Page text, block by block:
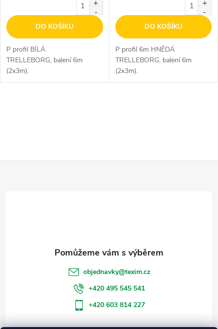
DO KOŠÍKU
P profil BÍLÁ
TRELLEBORG, balení 6m
(2x3m).
DO KOŠÍKU
P profil 6m HNĚDÁ
TRELLEBORG, balení 6m
(2x3m).
objednavky@texim.cz
+420 495 545 541
+420 603 814 227